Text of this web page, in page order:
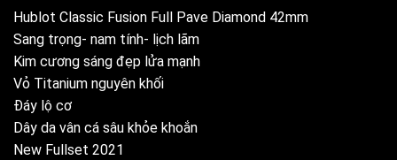
Hublot Classic Fusion Full Pave Diamond 42mm
Sang trọng- nam tính- lịch lãm
Kim cương sáng đẹp lửa mạnh
Vỏ Titanium nguyên khối
Đáy lộ cơ
Dây da vân cá sâu khỏe khoắn
New Fullset 2021